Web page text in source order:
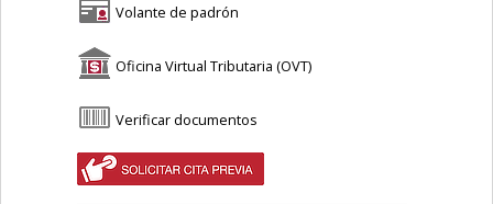
Volante de padrón
Oficina Virtual Tributaria (OVT)
Verificar documentos